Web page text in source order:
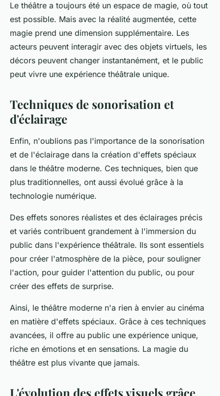
Le théâtre a toujours été un espace de magie, où tout
est possible. Mais avec la réalité augmentée, cette
magie prend une dimension supplémentaire. Les
acteurs peuvent interagir avec des objets virtuels, les
décors peuvent changer instantanément, et le public
peut vivre une expérience théâtrale unique.
Techniques de sonorisation et
d'éclairage
Enfin, n'oublions pas l'importance de la sonorisation
et de l'éclairage dans la création d'effets spéciaux
dans le théâtre moderne. Ces techniques, bien que
plus traditionnelles, ont aussi évolué grâce à la
technologie numérique.
Des effets sonores réalistes et des éclairages précis
et variés contribuent grandement à l'immersion du
public dans l'expérience théâtrale. Ils sont essentiels
pour créer l'atmosphère de la pièce, pour souligner
l'action, pour guider l'attention du public, ou pour
créer des effets de surprise.
Ainsi, le théâtre moderne n'a rien à envier au cinéma
en matière d'effets spéciaux. Grâce à ces techniques
avancées, il offre au public une expérience unique,
riche en émotions et en sensations. La magie du
théâtre est plus vivante que jamais.
L'évolution des effets visuels grâce